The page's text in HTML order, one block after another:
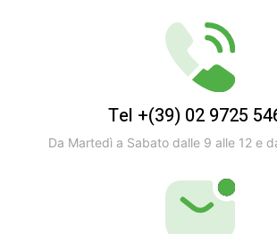
Tel +(39) 02 9725
Da Martedì a Sabato dalle 9 alle 12 e